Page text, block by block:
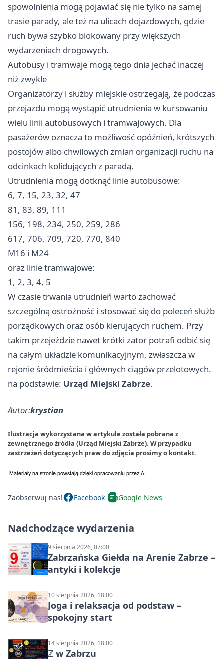
spowolnienia mogą pojawiać się nie tylko na samej
trasie parady, ale też na ulicach dojazdowych, gdzie
ruch bywa szybko blokowany przy większych
wydarzeniach drogowych.
Autobusy i tramwaje mogą tego dnia jechać inaczej
niż zwykle
Organizatorzy i służby miejskie ostrzegają, że podczas
przejazdu mogą wystąpić utrudnienia w kursowaniu
wielu linii autobusowych i tramwajowych. Dla
pasażerów oznacza to możliwość opóźnień, krótszych
postojów albo chwilowych zmian organizacji ruchu na
odcinkach kolidujących z paradą.
Utrudnienia mogą dotknąć linie autobusowe:
6, 7, 15, 23, 32, 47
81, 83, 89, 111
156, 198, 234, 250, 259, 286
617, 706, 709, 720, 770, 840
M16 i M24
oraz linie tramwajowe:
1, 2, 3, 4, 5
W czasie trwania utrudnień warto zachować
szczególną ostrożność i stosować się do poleceń służb
porządkowych oraz osób kierujących ruchem. Przy
takim przejeździe nawet krótki zator potrafi odbić się
na całym układzie komunikacyjnym, zwłaszcza w
rejonie śródmieścia i głównych ciągów przelotowych.
na podstawie: Urząd Miejski Zabrze.
Autor:krystian
Ilustracja wykorzystana w artykule została pobrana z
zewnętrznego źródła (Urząd Miejski Zabrze). W przypadku
zastrzeżeń dotyczących praw do zdjęcia prosimy o kontakt.
Zaobserwuj nas! Facebook Google News
Nadchodzące wydarzenia
9 sierpnia 2026, 07:00
Zabrzańska Giełda na Arenie Zabrze –
antyki i kolekcje
10 sierpnia 2026, 18:00
Joga i relaksacja od podstaw –
spokojny start
14 sierpnia 2026, 18:00
ℤ w Zabrzu